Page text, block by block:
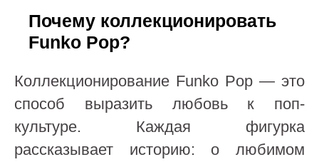
Почему коллекционировать
Funko Pop?
Коллекционирование Funko Pop — это
способ выразить любовь к поп-
культуре. Каждая фигурка
рассказывает историю: о любимом